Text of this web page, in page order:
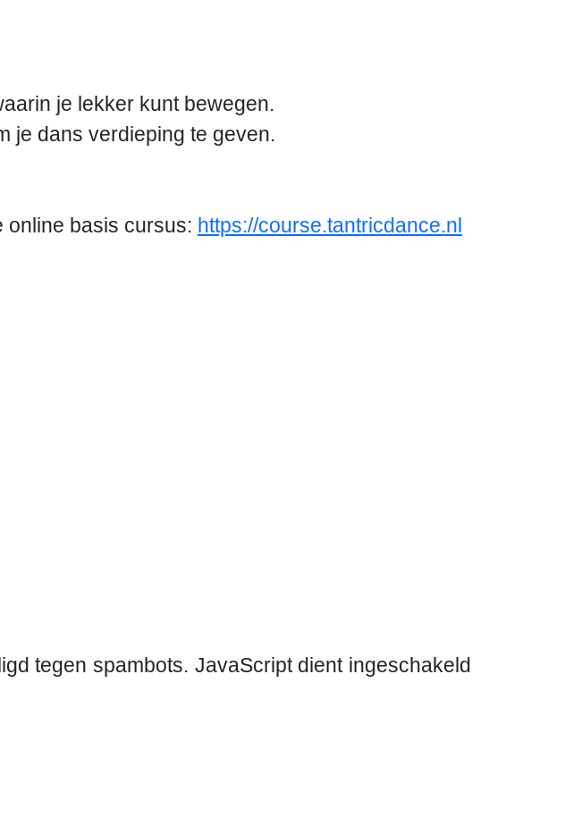
je lekker kunt bewegen.
je dans verdieping te geven.
online basis cursus: https://course.tantricdance.nl
tegen spambots. JavaScript dient ingeschakeld